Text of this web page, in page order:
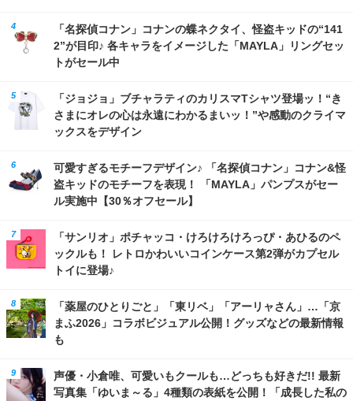
「名探偵コナン」コナンの蝶ネクタイ、怪盗キッドの“141
2”が目印♪ 各キャラをイメージした「MAYLA」リングセッ
トがセール中
「ジョジョ」ブチャラティのカリスマTシャツ登場ッ！“き
さまにオレの心は永遠にわかるまいッ！”や感動のクライマ
ックスをデザイン
可愛すぎるモチーフデザイン♪ 「名探偵コナン」コナン&怪
盗キッドのモチーフを表現！ 「MAYLA」パンプスがセー
ル実施中【30％オフセール】
「サンリオ」ポチャッコ・けろけろけろっぴ・あひるのペ
ックルも！ レトロかわいいコインケース第2弾がカプセル
トイに登場♪
「薬屋のひとりごと」「東リベ」「アーリャさん」…「京
まふ2026」コラボビジュアル公開！グッズなどの最新情報
も
声優・小倉唯、可愛いもクールも…どっちも好きだ!! 最新
写真集「ゆいま～る」4種類の表紙を公開！「成長した私の